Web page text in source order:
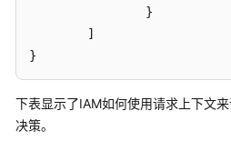
的
}
]
}
下表显示了IAM如何使用请求上下文
决策。